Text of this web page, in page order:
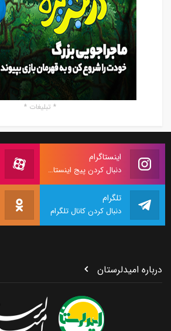
* تبلیغات *
اینستاگرام
دنبال کردن پیج اینستاگرام
تلگرام
دنبال کردن کانال تلگرام
درباره امیدلرستان